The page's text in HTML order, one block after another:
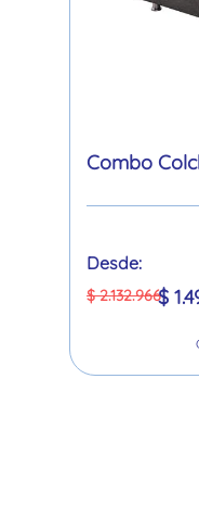
Combo
Desde:
$ 2.132.966$ 1.